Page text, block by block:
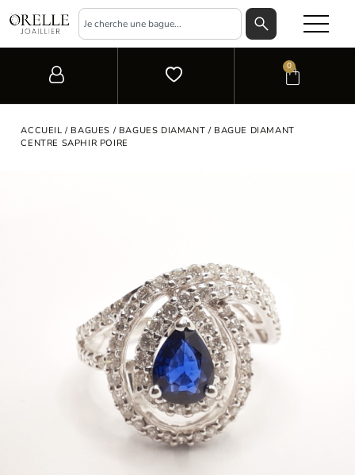
0
ACCUEIL / BAGUES / BAGUES DIAMANT / BAGUE DIAMANT
CENTRE SAPHIR POIRE